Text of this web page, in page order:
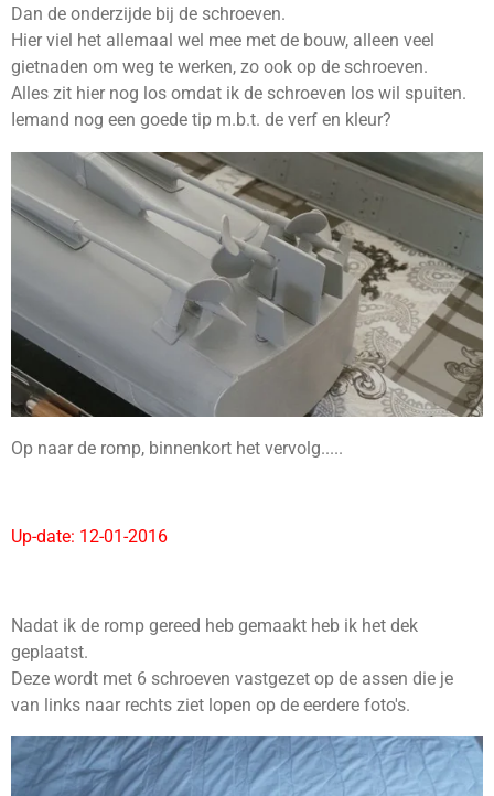
Dan de onderzijde bij de schroeven.
Hier viel het allemaal wel mee met de bouw, alleen veel
gietnaden om weg te werken, zo ook op de schroeven.
Alles zit hier nog los omdat ik de schroeven los wil spuiten.
Iemand nog een goede tip m.b.t. de verf en kleur?
Op naar de romp, binnenkort het vervolg.....
Up-date: 12-01-2016
Nadat ik de romp gereed heb gemaakt heb ik het dek
geplaatst.
Deze wordt met 6 schroeven vastgezet op de assen die je
van links naar rechts ziet lopen op de eerdere foto's.